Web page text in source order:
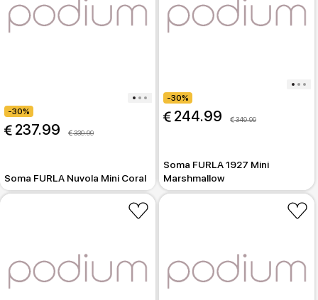
-30%
237.99 339.99
Soma FURLA Nuvola Mini Coral
-30%
244.99 349.99
Soma FURLA 1927 Mini
Marshmallow